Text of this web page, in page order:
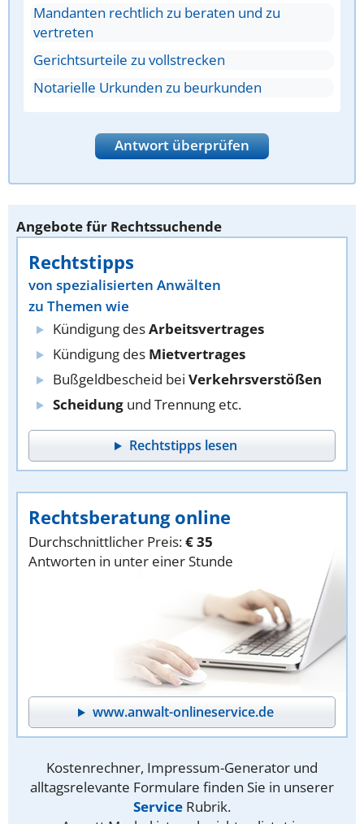
Mandanten rechtlich zu beraten und zu
vertreten
Gerichtsurteile zu vollstrecken
Notarielle Urkunden zu beurkunden
Antwort überprüfen
Angebote für Rechtssuchende
Rechtstipps
von spezialisierten Anwälten
zu Themen wie
Kündigung desArbeitsvertrages
Kündigung des Mietvertrages
Bußgeldbescheid bei Verkehrsverstößen
Scheidung und Trennung etc.
Rechtstipps lesen
Rechtsberatung online
Durchschnittlicher Preis:€ 35
Antworten in unter einer Stunde
www.anwalt-onlineservice.de
Kostenrechner, Impressum-Generator und
alltagsrelevante Formulare finden Sie in unserer
Service Rubrik.